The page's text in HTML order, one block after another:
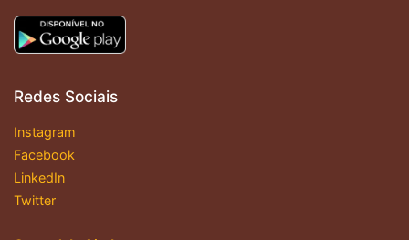
Redes Sociais
Instagram
Facebook
LinkedIn
Twitter